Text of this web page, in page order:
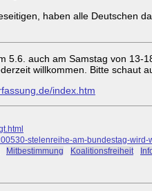
haben alle Deutschen
5.6. auch am Samstag von 13-
willkommen. Bitte schaut
index.htm
stelenreihe-am-bundestag-wird-
Mitbestimmung Koalitionsfreiheit